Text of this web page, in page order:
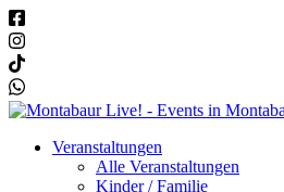
Veranstaltungen
Alle Veranstaltungen
Kinder / Familie